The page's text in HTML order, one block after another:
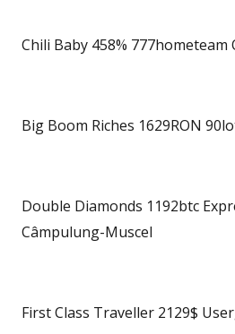
Chili Baby 458% 777hometeam
Big Boom Riches 1629RON
Double Diamonds 1192btc
Câmpulung-Muscel
First Class Traveller 2129$